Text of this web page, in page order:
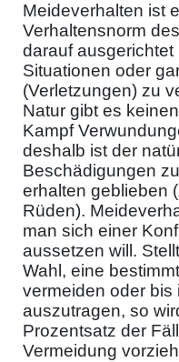
Meideverhalten ist
Verhaltensnorm
darauf
Situationen oder
(Verletzungen) zu
Natur gibt es
Kampf
deshalb ist der
Beschädigungen
erhalten geblieben
Rüden).
man sich einer
aussetzen will.
Wahl, eine
vermeiden oder bis
auszutragen, so
Prozentsatz der
Vermeidung